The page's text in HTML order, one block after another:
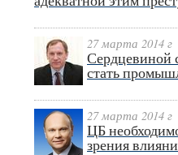
27 марта 2014 г
Сердцевиной
стать
27 марта 2014 г
ЦБ
зрения